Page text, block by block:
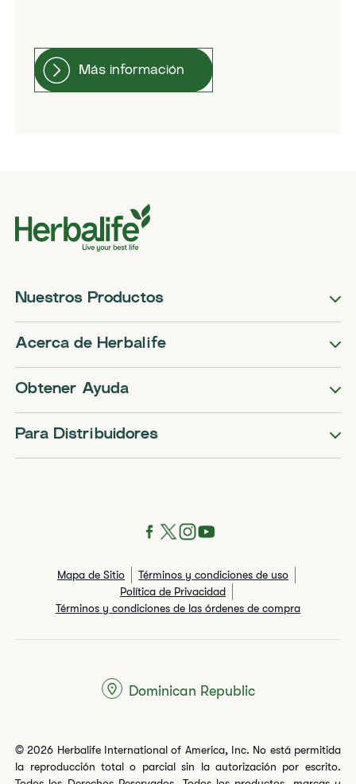
Más información
Nuestros Productos
Acerca de Herbalife
Obtener Ayuda
Para Distribuidores
Mapa de Sitio
Términos y condiciones de uso
Política de Privacidad
Términos y condiciones de las órdenes de compra
© 2026 Herbalife International of America, Inc. No está permitida
la reproducción total o parcial sin la autorización por escrito.
Dominican Republic